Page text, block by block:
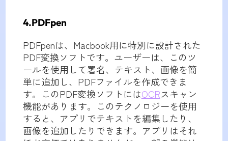
4.PDFpen
PDFpenは、Macbook用に特別に設計された
PDF変換ソフトです。ユーザーは、このツ
ールを使用して署名、テキスト、画像を簡
単に追加し、PDFファイルを作成できま
す。このPDF変換ソフトにはOCRスキャン
機能があります。このテクノロジーを使用
すると、アプリでテキストを編集したり、
画像を追加したりできます。アプリはそれ